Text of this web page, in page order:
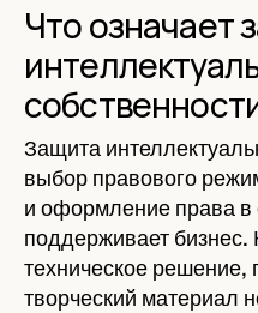
Что означает
Защита
выбор правового
и оформление права в
поддерживает бизнес.
техническое решение,
творческий материал